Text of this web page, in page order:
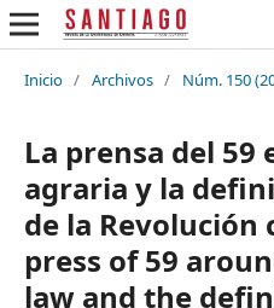
Inicio / Archivos / Núm. 150
La prensa del 59
agraria y la
de la Revolución
press of 59
law and the